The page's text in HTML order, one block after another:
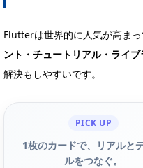
Flutterは世界的に人気が高まっ
ント・チュートリアル・ライブ
解決もしやすいです。
PICK UP
1枚のカードで、リアルと
ルをつなぐ。